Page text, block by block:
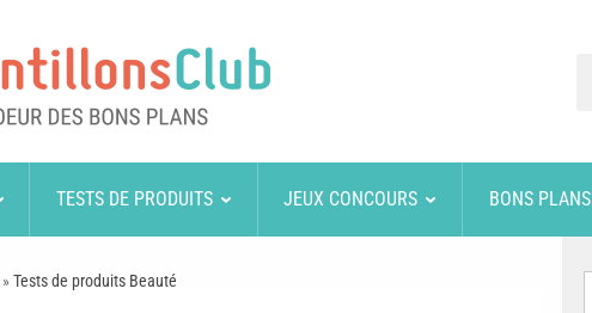
TESTS DE PRODUITS JEUX CONCOURS BONS PLANS
»Tests de produits Beauté